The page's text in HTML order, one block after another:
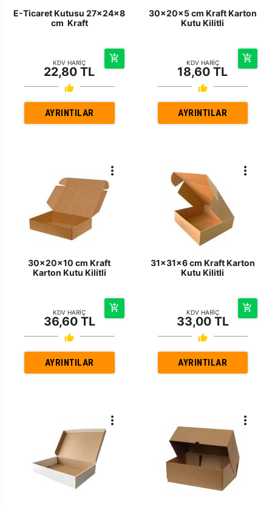
E-Ticaret Kutusu 27x24x8
cm Kraft
KDV HARİÇ
22,80 TL
AYRINTILAR
30x20x5 cm Kraft Karton
Kutu Kilitli
KDV HARİÇ
18,60 TL
AYRINTILAR
30x20x10 cm Kraft
Karton Kutu Kilitli
KDV HARİÇ
36,60 TL
AYRINTILAR
31x31x6 cm Kraft Karton
Kutu Kilitli
KDV HARİÇ
33,00 TL
AYRINTILAR